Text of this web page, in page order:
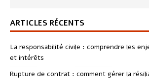
ARTICLES RÉCENTS
La responsabilité civile : comprendre les
et intérêts
Rupture de contrat : comment gérer la